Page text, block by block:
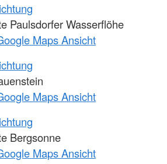
Paulsdorfer Wasserflöhe
Maps Ansicht
Maps Ansicht
Bergsonne
Maps Ansicht